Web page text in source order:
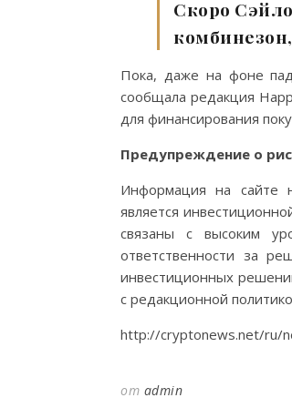
Скоро
Пока, даже на фоне
сообщала редакция
для финансирования
Предупреждение о
Информация на сайте
является
связаны с высоким
ответственности за
инвестиционных
с редакционной
http://cryptonews.net/ru/
от admin